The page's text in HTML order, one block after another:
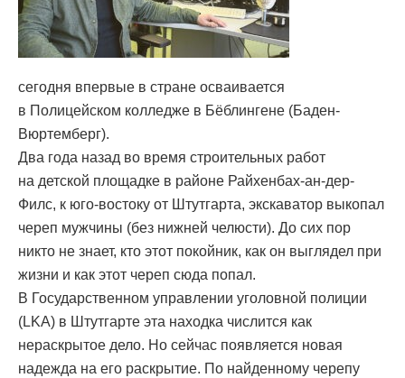
сегодня впервые в стране осваивается
в Полицейском колледже в Бёблингене (Баден-
Вюртемберг).
Два года назад во время строительных работ
на детской площадке в районе Райхенбах-ан-дер-
Филс, к юго-востоку от Штутгарта, экскаватор выкопал
череп мужчины (без нижней челюсти). До сих пор
никто не знает, кто этот покойник, как он выглядел при
жизни и как этот череп сюда попал.
В Государственном управлении уголовной полиции
(LKA) в Штутгарте эта находка числится как
нераскрытое дело. Но сейчас появляется новая
надежда на его раскрытие. По найденному черепу